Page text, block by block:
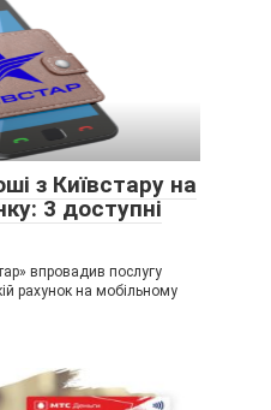
з Київстару на
3 доступні
впровадив послугу
рахунок на мобільному